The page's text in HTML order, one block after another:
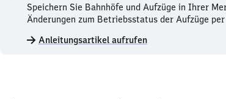
Bahnhöfe
und
merken.
Speichern Sie Bahnhöfe und Aufzüge in Ihrer
Änderungen zum Betriebsstatus der Aufzüge per
Anleitungsartikel aufrufen